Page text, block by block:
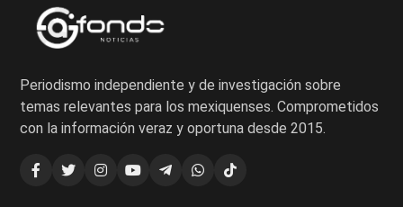
Periodismo independiente y de investigación sobre
temas relevantes para los mexiquenses. Comprometidos
con la información veraz y oportuna desde 2015.